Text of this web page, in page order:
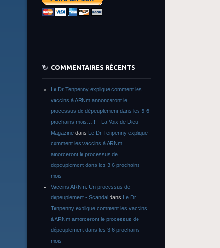
COMMENTAIRES RÉCENTS
Le Dr Tenpenny explique comment les
vaccins à ARNm annonceront le
processus de dépeuplement dans les 3-6
prochains mois… ! – La Voix de Dieu
Magazine dans Le Dr Tenpenny explique
comment les vaccins à ARNm
amorceront le processus de
dépeuplement dans les 3-6 prochains
mois
Vaccins ARNm: Un processus de
dépeuplement - Scandal dans Le Dr
Tenpenny explique comment les vaccins
à ARNm amorceront le processus de
dépeuplement dans les 3-6 prochains
mois